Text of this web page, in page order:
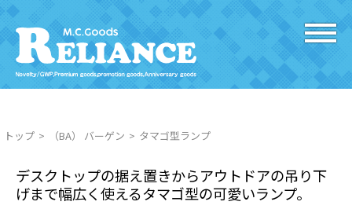
トップ （BA） バーゲン タマゴ型ランプ
デスクトップの据え置きからアウトドアの吊り下
げまで幅広く使えるタマゴ型の可愛いランプ。